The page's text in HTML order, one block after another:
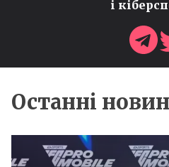
і
Останні